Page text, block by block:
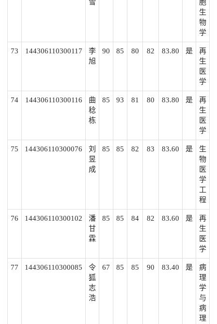
雪
胞
生
物
学
73 144306110300117
李
旭
90 85 80 82 83.80 是
再
生
医
学
74 144306110300116
曲
稔
栋
85 93 81 80 83.80 是
再
生
医
学
75 144306110300076
刘
昱
成
85 85 82 83 83.60 是
生
物
医
学
工
程
76 144306110300102
潘
甘
霖
85 85 84 82 83.60 是
再
生
医
学
77 144306110300085
令
狐
志
浩
67 85 85 90 83.40 是
病
理
学
与
病
理